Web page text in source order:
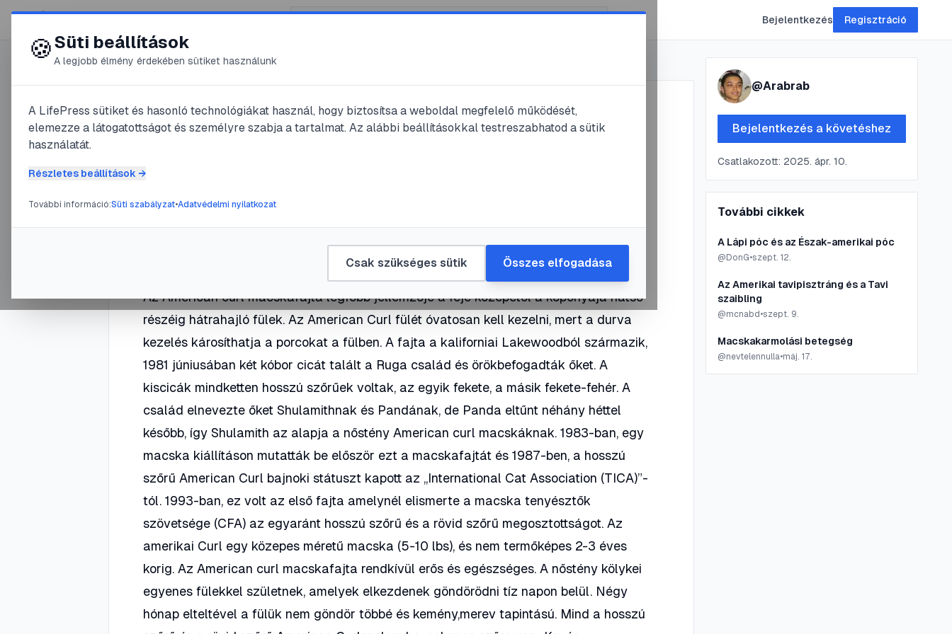
😍 LifePress Bejelentkezés Regisztráció
@Arabrab
American curl
Az American curl macskafajta legfőbb jellemzője a feje közepétől a koponyája hátsó
részéig hátrahajló fülek. Az American Curl fülét óvatosan kell kezelni, mert a durva
kezelés károsíthatja a porcokat a fülben. A fajta a kaliforniai Lakewoodból származik,
1981 júniusában két kóbor cicát talált a Ruga család és örökbefogadták őket. A
kiscicák mindketten hosszú szőrűek voltak, az egyik fekete, a másik fekete-fehér. A
család elnevezte őket Shulamithnak és Pandának, de Panda eltűnt néhány héttel
később, így Shulamith az alapja a nőstény American curl macskáknak. 1983-ban, egy
macska kiállításon mutatták be először ezt a macskafajtát és 1987-ben, a hosszú
szőrű American Curl bajnoki státuszt kapott az „International Cat Association (TICA)”-
tól. 1993-ban, ez volt az első fajta amelynél elismerte a macska tenyésztők
szövetsége (CFA) az egyaránt hosszú szőrű és a rövid szőrű megosztottságot. Az
amerikai Curl egy közepes méretű macska (5-10 lbs), és nem termőképes 2-3 éves
korig. Az American curl macskafajta rendkívül erős és egészséges. A nőstény kölykei
egyenes fülekkel születnek, amelyek elkezdenek göndörödni tíz napon belül. Négy
hónap elteltével a fülük nem göndör többé és kemény,merev tapintású. Mind a hosszú
@Arabrab
Bejelentkezés a követéshez
Csatlakozott: 2025. ápr. 10.
További cikkek
A Lápi póc és az Észak-amerikai póc
@ DonG•szept. 12.
Az Amerikai tavipisztráng és a Tavi
szaibling
@mcnabd •szept. 9.
Macskakarmolási betegség
@nevtelennulla•máj. 17.
🍪Süti beállítások
A legjobb élmény érdekében sütiket használunk
A LifePress sütiket és hasonló technológiákat használ, hogy biztosítsa a weboldal megfelelő működését,
elemezze a látogatottságot és személyre szabja a tartalmat. Az alábbi beállításokkal testreszabhatod a sütik
használatát.
Részletes beállítások →
További információ:Süti szabályzat•Adatvédelmi nyilatkozat
Csak szükséges sütik Összes elfogadása